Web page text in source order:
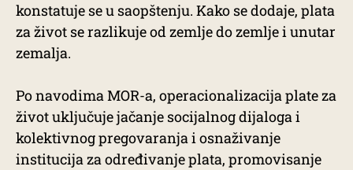
konstatuje se u saopštenju. Kako se dodaje, plata
za život se razlikuje od zemlje do zemlje i unutar
zemalja.
Po navodima MOR-a, operacionalizacija plate za
život uključuje jačanje socijalnog dijaloga i
kolektivnog pregovaranja i osnaživanje
institucija za određivanje plata, promovisanje